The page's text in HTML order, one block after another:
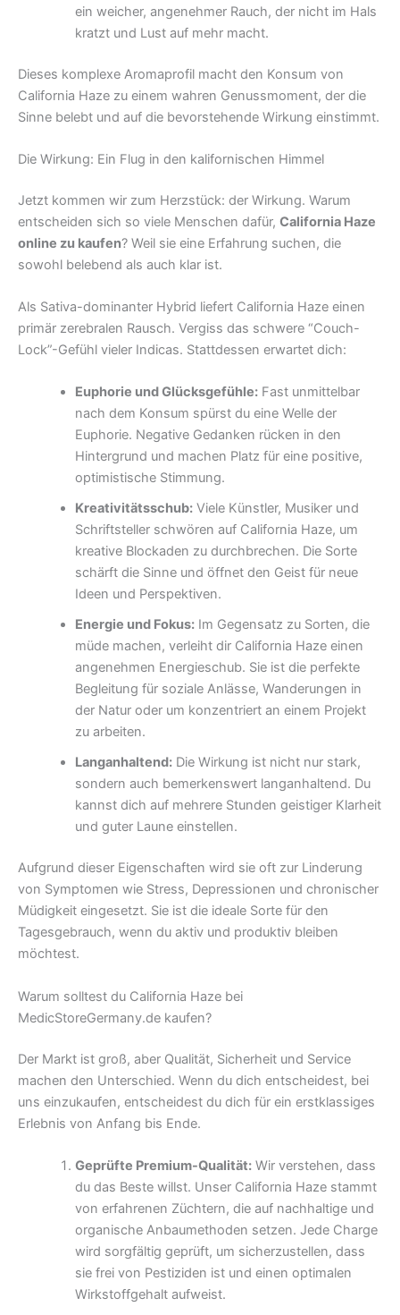
ein weicher, angenehmer Rauch, der nicht im Hals
kratzt und Lust auf mehr macht.
Dieses komplexe Aromaprofil macht den Konsum von
California Haze zu einem wahren Genussmoment, der die
Sinne belebt und auf die bevorstehende Wirkung einstimmt.
Die Wirkung: Ein Flug in den kalifornischen Himmel
Jetzt kommen wir zum Herzstück: der Wirkung. Warum
entscheiden sich so viele Menschen dafür, California Haze
online zu kaufen? Weil sie eine Erfahrung suchen, die
sowohl belebend als auch klar ist.
Als Sativa-dominanter Hybrid liefert California Haze einen
primär zerebralen Rausch. Vergiss das schwere “Couch-
Lock”-Gefühl vieler Indicas. Stattdessen erwartet dich:
Euphorie und Glücksgefühle:Fast unmittelbar
nach dem Konsum spürst du eine Welle der
Euphorie. Negative Gedanken rücken in den
Hintergrund und machen Platz für eine positive,
optimistische Stimmung.
Kreativitätsschub:Viele Künstler, Musiker und
Schriftsteller schwören auf California Haze, um
kreative Blockaden zu durchbrechen. Die Sorte
schärft die Sinne und öffnet den Geist für neue
Ideen und Perspektiven.
Energie und Fokus:Im Gegensatz zu Sorten, die
müde machen, verleiht dir California Haze einen
angenehmen Energieschub. Sie ist die perfekte
Begleitung für soziale Anlässe, Wanderungen in
der Natur oder um konzentriert an einem Projekt
zu arbeiten.
Langanhaltend:Die Wirkung ist nicht nur stark,
sondern auch bemerkenswert langanhaltend. Du
kannst dich auf mehrere Stunden geistiger Klarheit
und guter Laune einstellen.
Aufgrund dieser Eigenschaften wird sie oft zur Linderung
von Symptomen wie Stress, Depressionen und chronischer
Müdigkeit eingesetzt. Sie ist die ideale Sorte für den
Tagesgebrauch, wenn du aktiv und produktiv bleiben
möchtest.
Warum solltest du California Haze bei
MedicStoreGermany.de kaufen?
Der Markt ist groß, aber Qualität, Sicherheit und Service
machen den Unterschied. Wenn du dich entscheidest, bei
uns einzukaufen, entscheidest du dich für ein erstklassiges
Erlebnis von Anfang bis Ende.
Geprüfte Premium-Qualität:Wir verstehen, dass
du das Beste willst. Unser California Haze stammt
von erfahrenen Züchtern, die auf nachhaltige und
organische Anbaumethoden setzen. Jede Charge
wird sorgfältig geprüft, um sicherzustellen, dass
sie frei von Pestiziden ist und einen optimalen
Wirkstoffgehalt aufweist.